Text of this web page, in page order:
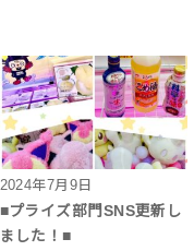
2024年7月9日
■プライズ部門SNS更新し
ました！■